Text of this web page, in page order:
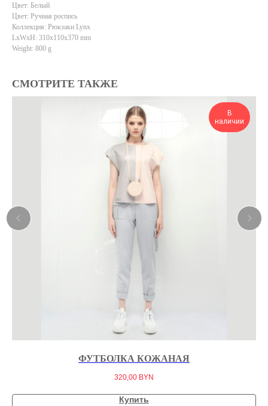
Цвет: Белый
Цвет: Ручная роспись
Коллекция: Рюкзаки Lynx
LxWxH: 310x110x370 mm
Weight: 800 g
СМОТРИТЕ ТАКЖЕ
В
наличии
ФУТБОЛКА КОЖАНАЯ
320,00 BYN
Купить